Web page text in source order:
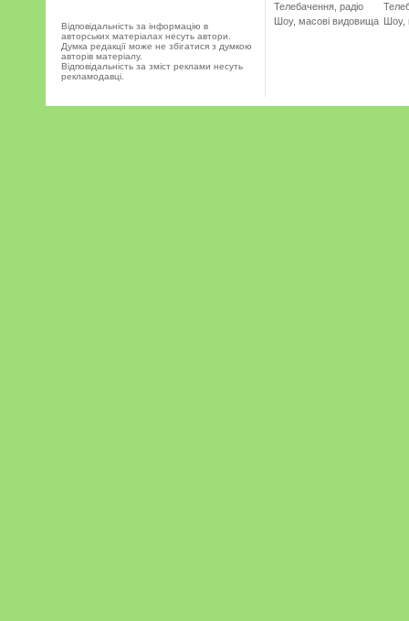
Відповідальність за інформацію в
авторських матеріалах несуть автори.
Думка редакції може не збігатися з думкою
авторів матеріалу.
Відповідальність за зміст реклами несуть
рекламодавці.
Телебачення, радіо
Шоу, масові видовища Шоу,